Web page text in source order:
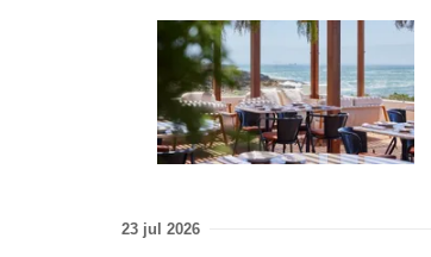
23 jul 2026